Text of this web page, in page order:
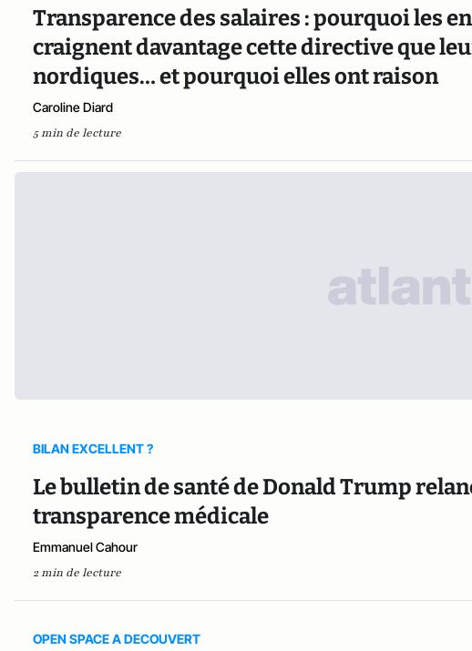
Transparence des salaires : pourquoi les
craignent davantage cette directive que
nordiques… et pourquoi elles ont raison
Caroline Diard
5 min de lecture
BILAN EXCELLENT ?
Le bulletin de santé de Donald Trump
transparence médicale
Emmanuel Cahour
2 min de lecture
OPEN SPACE A DECOUVERT